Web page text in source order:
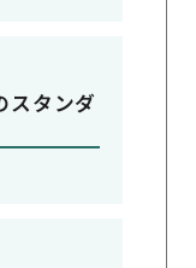
スタンダ